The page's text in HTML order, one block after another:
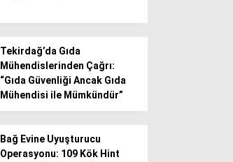
Tekirdağ’da Gıda
Mühendislerinden Çağrı:
“Gıda Güvenliği Ancak Gıda
Mühendisi ile Mümkündür”
Bağ Evine Uyuşturucu
Operasyonu: 109 Kök Hint